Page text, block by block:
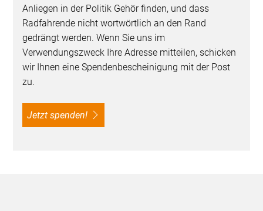
Anliegen in der Politik Gehör finden, und dass
Radfahrende nicht wortwörtlich an den Rand
gedrängt werden. Wenn Sie uns im
Verwendungszweck Ihre Adresse mitteilen, schicken
wir Ihnen eine Spendenbescheinigung mit der Post
zu.
Jetzt spenden!